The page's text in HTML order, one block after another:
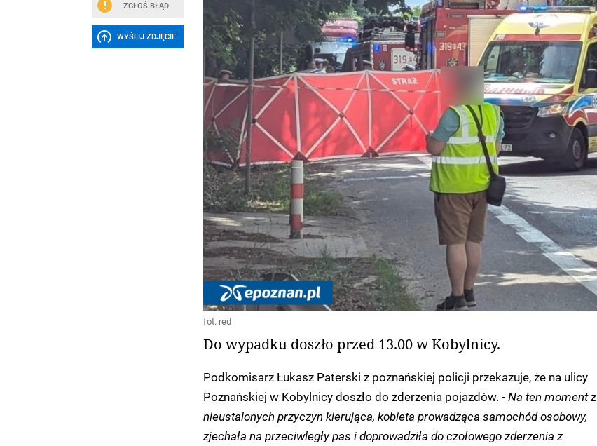
ZGŁOŚ BŁĄD
WYŚLIJ ZDJĘCIE
fot. red
Do wypadku doszło przed 13.00 w Kobylnicy.
Podkomisarz Łukasz Paterski z poznańskiej policji przekazuje, że na ulicy
Poznańskiej w Kobylnicy doszło do zderzenia pojazdów. - Na ten moment z
nieustalonych przyczyn kierująca, kobieta prowadząca samochód osobowy,
zjechała na przeciwległy pas i doprowadziła do czołowego zderzenia z